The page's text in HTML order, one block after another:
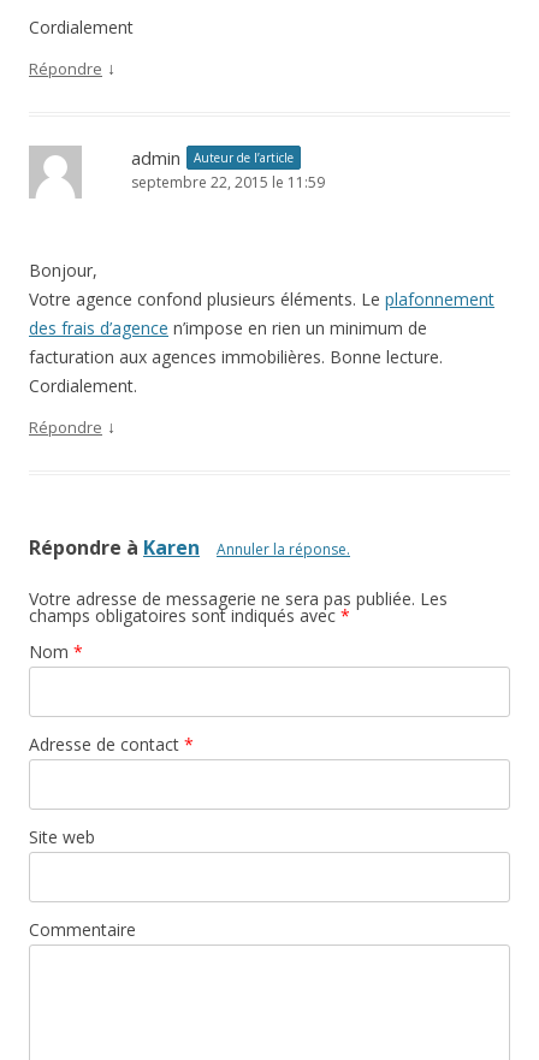
Cordialement
Répondre ↓
admin Auteur de l’article
septembre 22, 2015 le 11:59
Bonjour,
Votre agence confond plusieurs éléments. Le plafonnement
des frais d’agence n’impose en rien un minimum de
facturation aux agences immobilières. Bonne lecture.
Cordialement.
Répondre ↓
Répondre à Karen Annuler la réponse.
Votre adresse de messagerie ne sera pas publiée. Les
champs obligatoires sont indiqués avec *
Nom *
Adresse de contact *
Site web
Commentaire